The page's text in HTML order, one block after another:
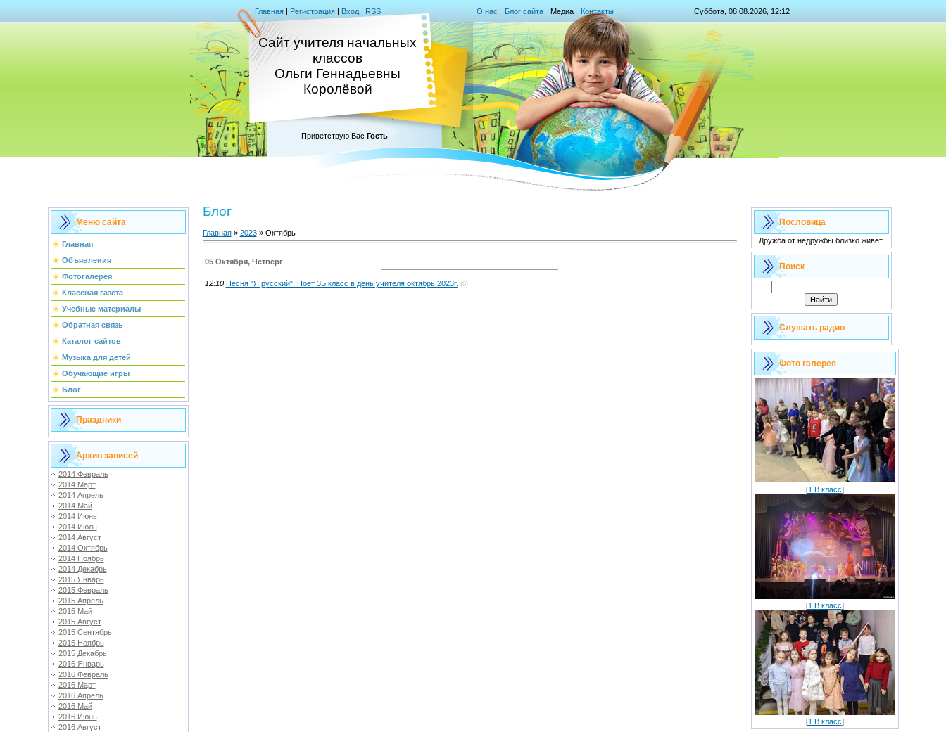
Главная | Регистрация | Вход | RSS О нас Блог сайта Медиа Контакты ,Суббота, 08.08.2026, 12:12
Сайт учителя начальных
классов
Ольги Геннадьевны
Королёвой
Приветствую Вас Гость
Меню сайта
Главная
Объявления
Фотогалерея
Классная газета
Учебные материалы
Обратная связь
Каталог сайтов
Музыка для детей
Обучающие игры
Блог
Праздники
Архив записей
2014 Февраль
2014 Март
2014 Апрель
2014 Май
2014 Июнь
2014 Июль
2014 Август
2014 Октябрь
2014 Ноябрь
2014 Декабрь
2015 Январь
2015 Февраль
2015 Апрель
2015 Май
2015 Август
2015 Сентябрь
2015 Ноябрь
2015 Декабрь
2016 Январь
2016 Февраль
2016 Март
2016 Апрель
2016 Май
2016 Июнь
2016 Август
Блог
Главная» 2023 » Октябрь
05 Октября, Четверг
12:10 Песня "Я русский". Поет 3Б класс в день учителя октябрь 2023г. (0)
Пословица
Дружба от недружбы близко живет.
Поиск
Слушать радио
Фото галерея
[1 В класс]
[1 В класс]
[1 В класс]